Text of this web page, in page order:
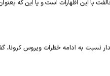
با این اظهارات است و یا این که
نسبت به ادامه خطرات ویروس کرونا،